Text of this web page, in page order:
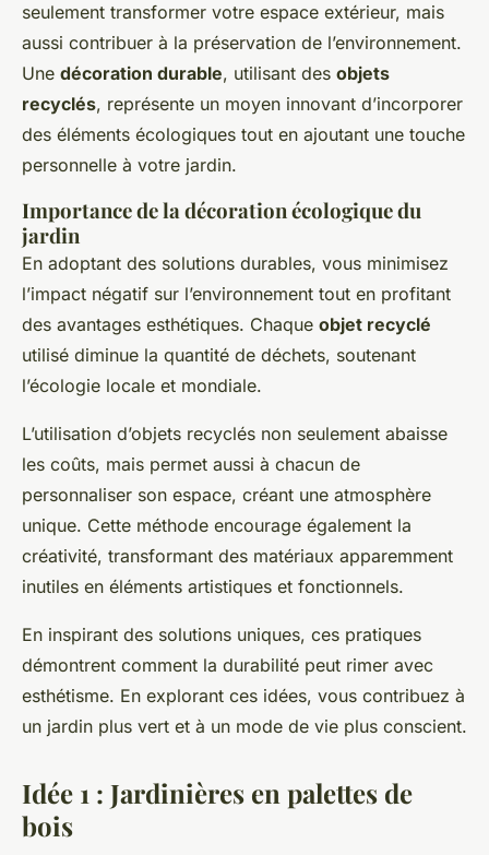
seulement transformer votre espace extérieur, mais
aussi contribuer à la préservation de l’environnement.
Une décoration durable, utilisant des objets
recyclés, représente un moyen innovant d’incorporer
des éléments écologiques tout en ajoutant une touche
personnelle à votre jardin.
Importance de la décoration écologique du
jardin
En adoptant des solutions durables, vous minimisez
l’impact négatif sur l’environnement tout en profitant
des avantages esthétiques. Chaque objet recyclé
utilisé diminue la quantité de déchets, soutenant
l’écologie locale et mondiale.
L’utilisation d’objets recyclés non seulement abaisse
les coûts, mais permet aussi à chacun de
personnaliser son espace, créant une atmosphère
unique. Cette méthode encourage également la
créativité, transformant des matériaux apparemment
inutiles en éléments artistiques et fonctionnels.
En inspirant des solutions uniques, ces pratiques
démontrent comment la durabilité peut rimer avec
esthétisme. En explorant ces idées, vous contribuez à
un jardin plus vert et à un mode de vie plus conscient.
Idée 1 : Jardinières en palettes de
bois